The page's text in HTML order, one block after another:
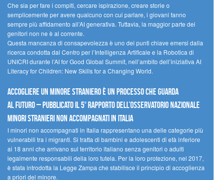
Che sia per fare i compiti, cercare ispirazione, creare storie o
semplicemente per avere qualcuno con cui parlare, i giovani fanno
sempre più affidamento all’AI generativa. Tuttavia, la maggior parte dei
genitori non ne è al corrente.
Questa mancanza di consapevolezza è uno dei punti chiave emersi dalla
ricerca condotta dal Centro per l’Intelligenza Artificale e la Robotica di
UNICRI durante l’AI for Good Global Summit, nell’ambito dell’iniziativa AI
Literacy for Children: New Skills for a Changing World.
Accogliere un minore straniero è un processo che guarda
al futuro – Pubblicato il 5° rapporto dell’Osservatorio Nazionale
Minori Stranieri Non Accompagnati in Italia
I minori non accompagnati in Italia rappresentano una delle categorie più
vulnerabili tra i migranti. Si tratta di bambini e adolescenti di età inferiore
ai 18 anni che arrivano sul territorio italiano senza genitori o adulti
legalmente responsabili della loro tutela. Per la loro protezione, nel 2017,
è stata introdotta la Legge Zampa che stabilisce il principio di accoglienza
a priori del minore.